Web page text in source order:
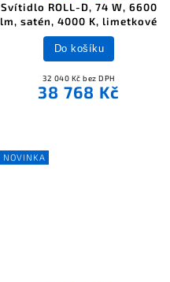
Svítidlo ROLL-D, 74 W, 6600
lm, satén, 4000 K, limetkové
32 040 Kč bez DPH
38 768 Kč
Do košíku
NOVINKA